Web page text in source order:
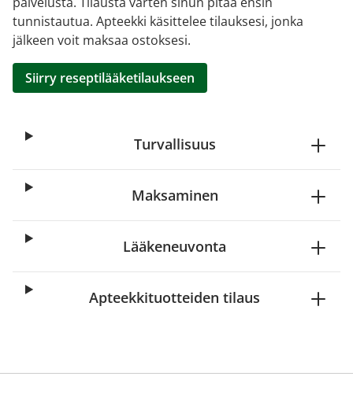
tunnistautua. Apteekki käsittelee tilauksesi, jonka
jälkeen voit maksaa ostoksesi.
Siirry reseptilääketilaukseen
Turvallisuus
Maksaminen
Lääkeneuvonta
Apteekkituotteiden tilaus